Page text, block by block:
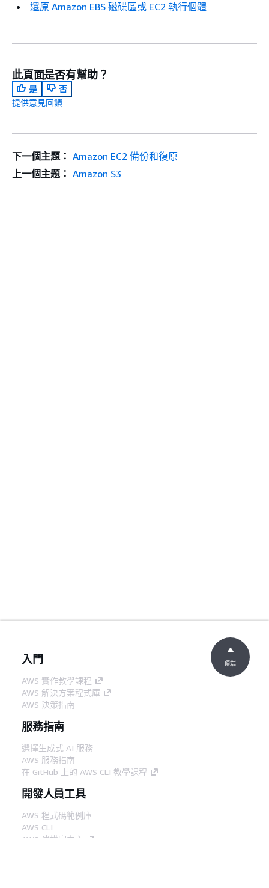
還原 Amazon EBS 磁碟區或 EC2 執行個體
此頁面是否有幫助？
是
否
提供意見回饋
下一個主題： Amazon EC2 備份和復原
上一個主題： Amazon S3
入門
AWS 實作教學課程
AWS 解決方案程式庫
AWS 決策指南
服務指南
選擇生成式 AI 服務
AWS 服務指南
在 GitHub 上的 AWS CLI 教學課程
開發人員工具
AWS 程式碼範例庫
AWS CLI
AWS 建構家中心
頂端